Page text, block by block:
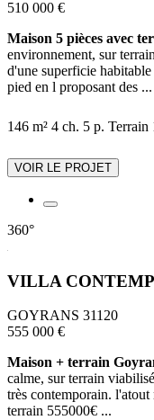
510 000 €
Maison 5 pièces avec
environnement, sur
d'une superficie
pied en l proposant des
146 m² 4 ch. 5 p. Terrain
VOIR LE PROJET
360°
VILLA
GOYRANS 31120
555 000 €
Maison + terrain
calme, sur terrain
très contemporain.
terrain 555000€ ...